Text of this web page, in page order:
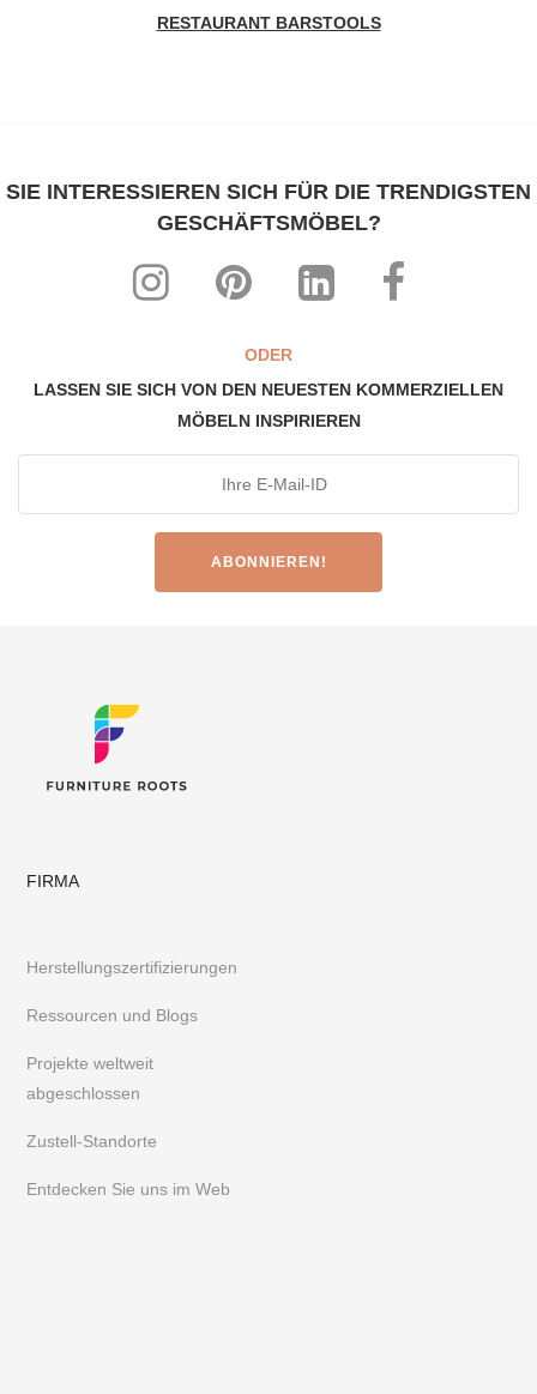
RESTAURANT BARSTOOLS
SIE INTERESSIEREN SICH FÜR DIE TRENDIGSTEN
GESCHÄFTSMÖBEL?
ODER
LASSEN SIE SICH VON DEN NEUESTEN KOMMERZIELLEN
MÖBELN INSPIRIEREN
FIRMA
Herstellungszertifizierungen
Ressourcen und Blogs
Projekte weltweit
abgeschlossen
Zustell-Standorte
Entdecken Sie uns im Web